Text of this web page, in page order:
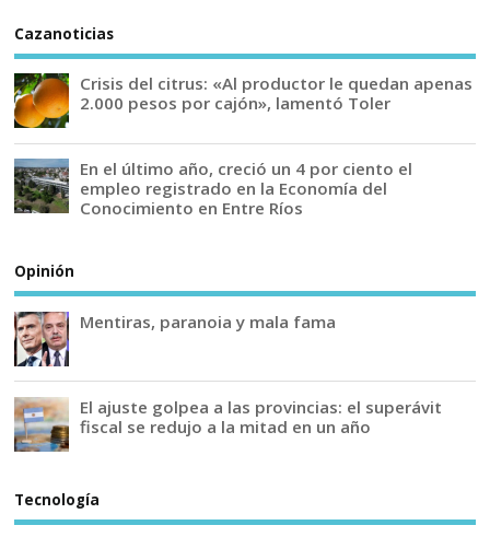
Cazanoticias
Crisis del citrus: «Al productor le quedan apenas
2.000 pesos por cajón», lamentó Toler
En el último año, creció un 4 por ciento el
empleo registrado en la Economía del
Conocimiento en Entre Ríos
Opinión
Mentiras, paranoia y mala fama
El ajuste golpea a las provincias: el superávit
fiscal se redujo a la mitad en un año
Tecnología